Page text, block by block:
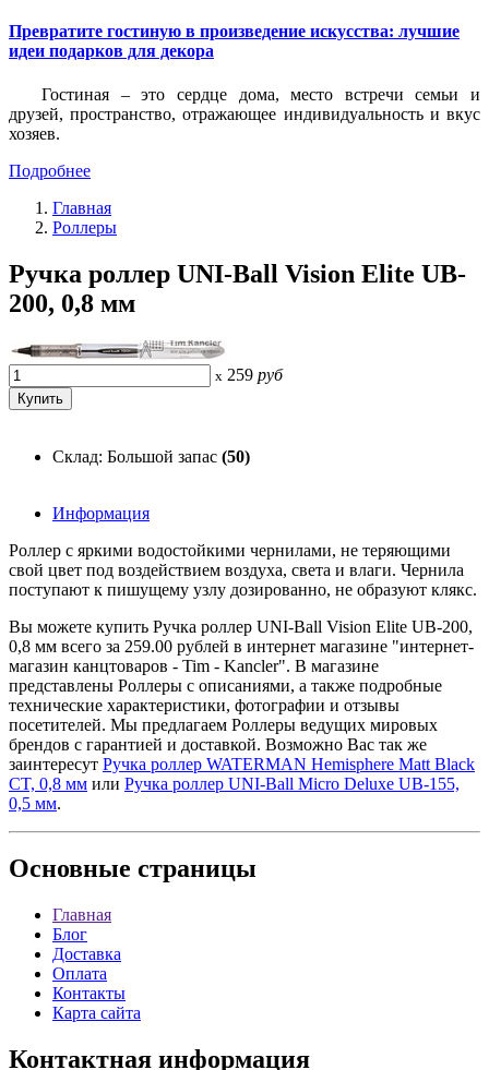
Превратите гостиную в произведение искусства: лучшие
идеи подарков для декора
Гостиная – это сердце дома, место встречи семьи и
друзей, пространство, отражающее индивидуальность и вкус
хозяев.
Подробнее
Главная
Роллеры
Ручка роллер UNI-Ball Vision Elite UB-
200, 0,8 мм
x 259 руб
Склад: Большой запас (50)
Информация
Роллер с яркими водостойкими чернилами, не теряющими
свой цвет под воздействием воздуха, света и влаги. Чернила
поступают к пишущему узлу дозированно, не образуют клякс.
Вы можете купить Ручка роллер UNI-Ball Vision Elite UB-200,
0,8 мм всего за 259.00 рублей в интернет магазине "интернет-
магазин канцтоваров - Tim - Kancler". В магазине
представлены Роллеры с описаниями, а также подробные
технические характеристики, фотографии и отзывы
посетителей. Мы предлагаем Роллеры ведущих мировых
брендов с гарантией и доставкой. Возможно Вас так же
заинтересут Ручка роллер WATERMAN Hemisphere Matt Black
CT, 0,8 мм или Ручка роллер UNI-Ball Micro Deluxe UB-155,
0,5 мм.
Основные страницы
Главная
Блог
Доставка
Оплата
Контакты
Карта сайта
Контактная информация